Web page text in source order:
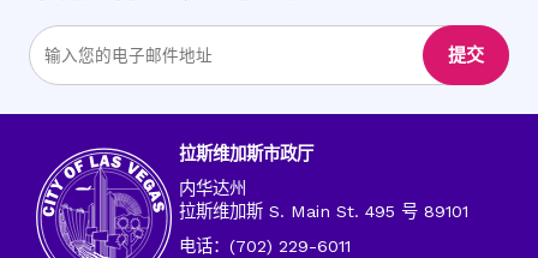
输
入
件
地
址
提交
拉斯维加斯市政厅
内华达州
拉斯维加斯 S. Main St. 495 号 89101
电话：(702) 229-6011